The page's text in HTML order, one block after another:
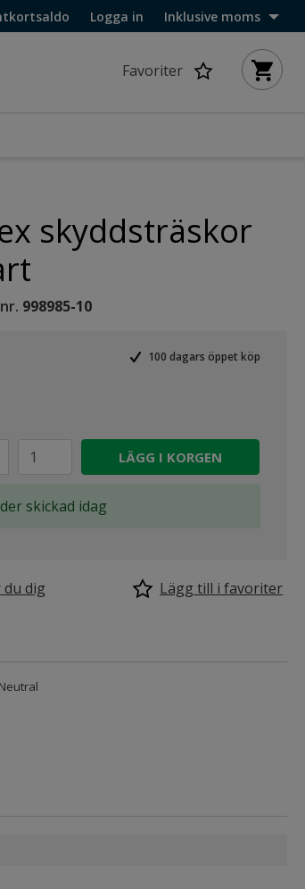
Logga in Inklusive moms
Favoriter
skyddsträskor
998985-10
100 dagars öppet köp
LÄGG I KORGEN
skickad idag
du dig Lägg till i favoriter